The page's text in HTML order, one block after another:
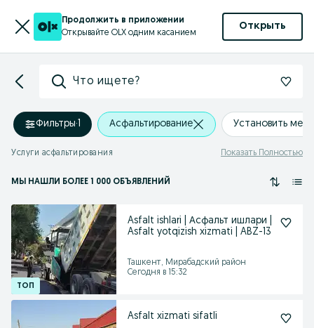
Продолжить в приложении
Открывайте OLX одним касанием
Открыть
Что ищете?
Фильтры·1 Асфальтирование Установить
Услуги асфальтирования Показать Полностью
МЫ НАШЛИ БОЛЕЕ 1 000 ОБЪЯВЛЕНИЙ
Asfalt ishlari | Асфальт ишлари |
Asfalt yotqizish xizmati | ABZ-13
Ташкент, Мирабадский район
Сегодня в 15:32
Asfalt xizmati sifatli